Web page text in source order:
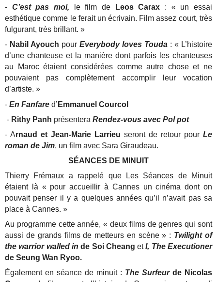
- C’est pas moi, le film de Leos Carax : « un essai
esthétique comme le ferait un écrivain. Film assez court, très
fulgurant, très brillant. »
- Nabil Ayouch pour Everybody loves Touda : « L’histoire
d’une chanteuse et la manière dont parfois les chanteuses
au Maroc étaient considérées comme autre chose et ne
pouvaient pas complètement accomplir leur vocation
d’artiste. »
- En Fanfared’ Emmanuel Courcol
- Rithy Panh présenteraRendez-vous avec Pol pot
- Arnaud et Jean-Marie Larrieu seront de retour pour Le
roman de Jim, un film avec Sara Giraudeau.
SÉANCES DE MINUIT
Thierry Frémaux a rappelé que Les Séances de Minuit
étaient là « pour accueillir à Cannes un cinéma dont on
pouvait penser il y a quelques années qu’il n’avait pas sa
place à Cannes. »
Au programme cette année, « deux films de genres qui sont
aussi de grands films de metteurs en scène » : Twilight of
the warrior walled inde Soi CheangetI, The Executioner
de Seung Wan Ryoo.
Également en séance de minuit : The Surfeur de Nicolas